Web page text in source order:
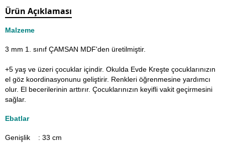
Ürün Açıklaması
Malzeme
3 mm 1. sınıf ÇAMSAN MDF'den üretilmiştir.
+5 yaş ve üzeri çocuklar içindir. Okulda Evde Kreşte çocuklarınızın
el göz koordinasyonunu geliştirir. Renkleri öğrenmesine yardımcı
olur. El becerilerinin arttırır. Çocuklarınızın keyifli vakit geçirmesini
sağlar.
Ebatlar
Genişlik : 33 cm